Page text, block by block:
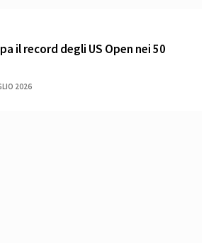
il record degli US Open nei 50
2026